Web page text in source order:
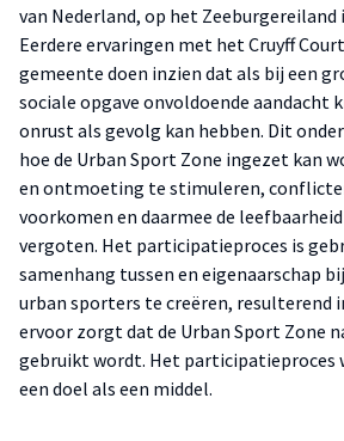
van Nederland, op het
Eerdere ervaringen met het Cruyff
gemeente doen inzien dat als bij een
sociale opgave onvoldoende aandacht
onrust als gevolg kan hebben. Dit
hoe de Urban Sport Zone ingezet kan
en ontmoeting te stimuleren,
voorkomen en daarmee de
vergoten. Het participatieproces is
samenhang tussen en eigenaarschap
urban sporters te creëren, resulterend
ervoor zorgt dat de Urban Sport Zone
gebruikt wordt. Het participatieproces
een doel als een middel.